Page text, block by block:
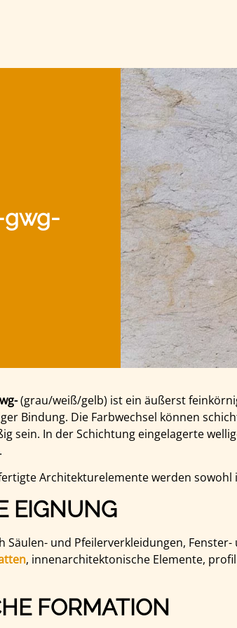
(grau/weiß/gelb) ist ein äußerst
Bindung. Die Farbwechsel können
sein. In der Schichtung eingelagerte
Architekturelemente werden
EIGNUNG
Säulen- und Pfeilerverkleidungen,
, innenarchitektonische Elemente,
FORMATION